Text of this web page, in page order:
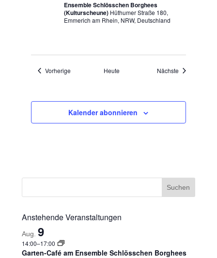
Ensemble Schlösschen Borghees
(Kulturscheune) Hüthumer Straße 180,
Emmerich am Rhein, NRW, Deutschland
Vorherige Veranstaltungen
Heute Nächste
Kalender abonnieren
Anstehende Veranstaltungen
Aug. 9
14:00–17:00
Garten-Café am Ensemble Schlösschen Borghees